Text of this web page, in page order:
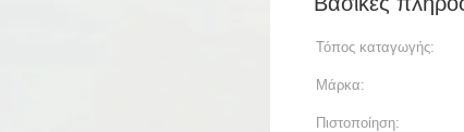
Τόπος καταγωγής:
Μάρκα:
Πιστοποίηση: